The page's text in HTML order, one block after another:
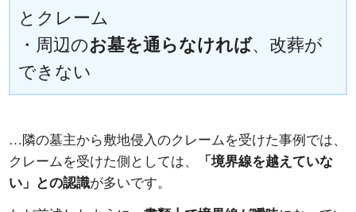
とクレーム
・周辺のお墓を通らなければ、改葬が
できない
…隣の墓主から敷地侵入のクレームを受けた事例では、
クレームを受けた側としては、
「境界線を越えていな
い」との認識が多いです。